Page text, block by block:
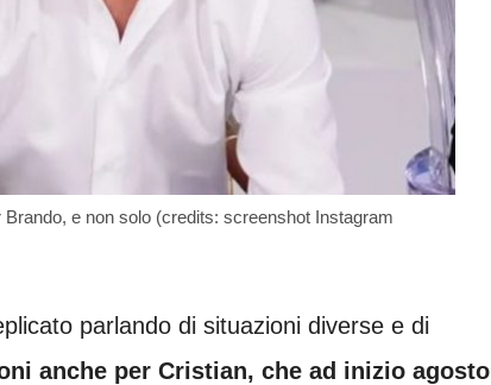
e non solo (credits: screenshot Instagram
parlando di situazioni diverse e di
anche per Cristian, che ad inizio agosto